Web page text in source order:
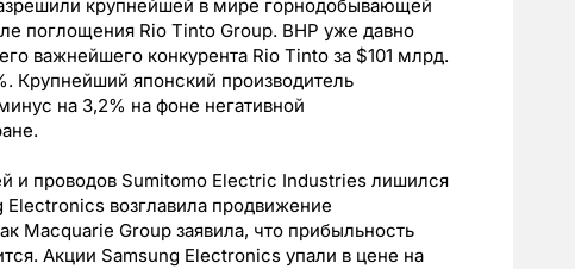
крупнейшей в мире горнодобывающей
поглощения Rio Tinto Group. BHP уже давно
важнейшего конкурента Rio Tinto за $101 млрд.
Крупнейший японский производитель
на 3,2% на фоне негативной
и проводов Sumitomo Electric Industries лишился
возглавила продвижение
Macquarie Group заявила, что прибыльность
Акции Samsung Electronics упали в цене на